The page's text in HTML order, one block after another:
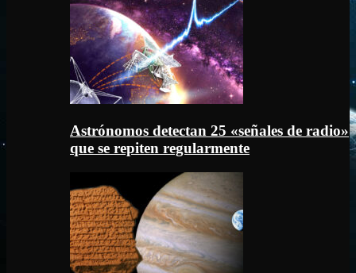
Astrónomos detectan 25 «señales de radio»
que se repiten regularmente